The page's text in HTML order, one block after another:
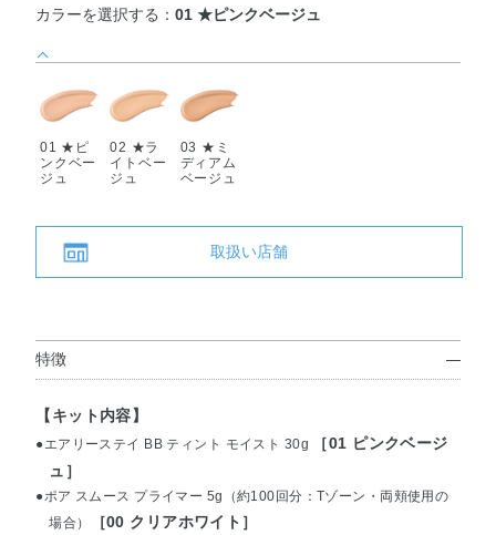
カラーを選択する：01 ★ピンクベージュ
01 ★ピ
ンクベー
ジュ
02 ★ラ
イトベー
ジュ
03 ★ミ
ディアム
ベージュ
取扱い店舗
特徴
【キット内容】
●エアリーステイ BB ティント モイスト 30g
［01 ピンクベージ
ュ］
●ポア スムース プライマー 5g（約100回分：Tゾーン・両頬使用の
場合）
［00 クリアホワイト］